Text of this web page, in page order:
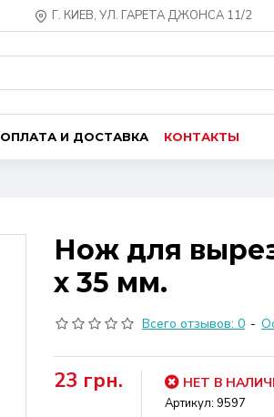
Г. КИЕВ, УЛ. ГАРЕТА ДЖОНСА 11/2
ОПЛАТА И ДОСТАВКА КОНТАКТЫ
Нож для
x 35 мм.
Всего отзывов: 0 -
23 грн. НЕТ В
Артикул: 9597